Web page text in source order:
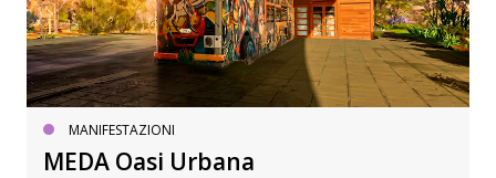
MANIFESTAZIONI
MEDA Oasi Urbana